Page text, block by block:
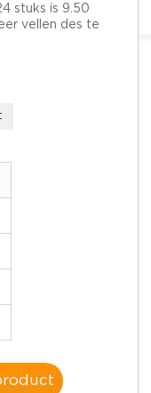
stuks is 9.50
vellen des te